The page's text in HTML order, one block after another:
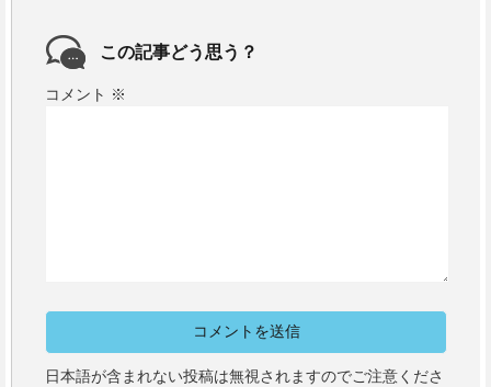
この記事どう思う？
コメント ※
日本語が含まれない投稿は無視されますのでご注意くださ